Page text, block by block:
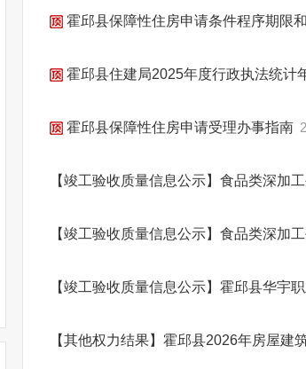
霍邱县保障性住房申请条件程序期限
霍邱县住建局2025年度行政执法统计
霍邱县保障性住房申请受理办事指南
【竣工验收质量信息公示】食品类深加
【竣工验收质量信息公示】食品类深加
【竣工验收质量信息公示】霍邱县华宇
【其他权力结果】霍邱县2026年房屋